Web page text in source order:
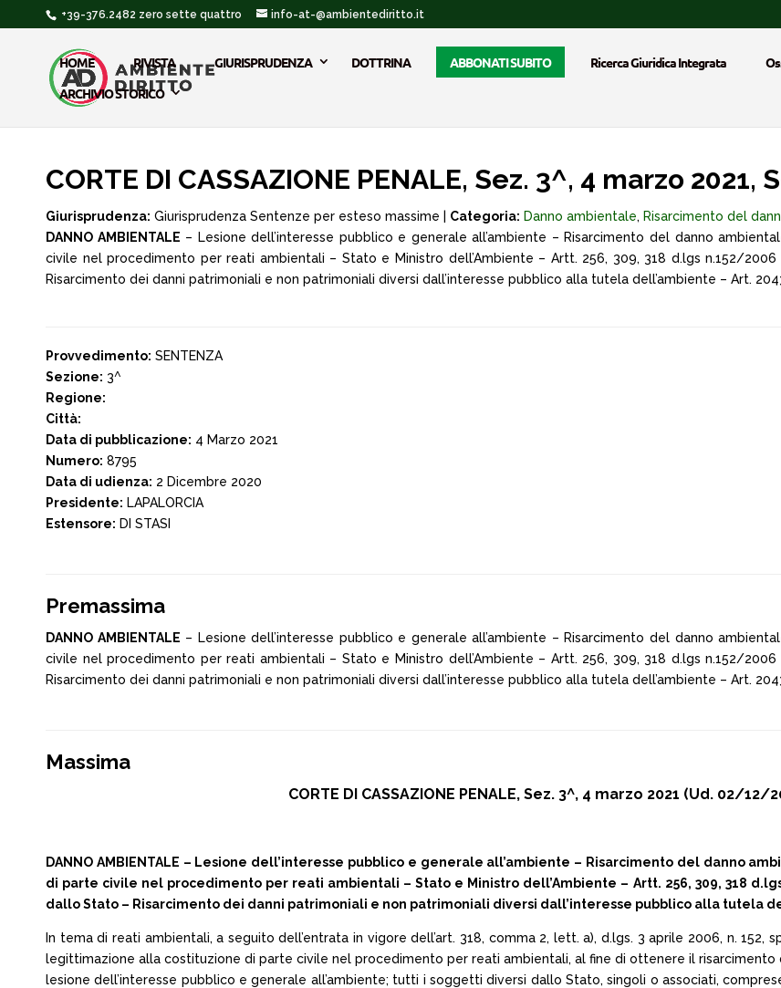
+39-376.2482 zero sette quattro info-at-@ambientediritto.it
HOME RIVISTA GIURISPRUDENZA DOTTRINA ABBONATI SUBITO Ricerca Giuridica Integrata
ARCHIVIO STORICO
CORTE DI CASSAZIONE PENALE, Sez. 3^, 4 marzo 2021,
Giurisprudenza: Giurisprudenza Sentenze per esteso massime | Categoria: Danno ambientale, Risarcimento del
DANNO AMBIENTALE – Lesione dell’interesse pubblico e generale all’ambiente – Risarcimento del danno
civile nel procedimento per reati ambientali – Stato e Ministro dell’Ambiente – Artt. 256, 309, 318 d.lgs n.152/
Risarcimento dei danni patrimoniali e non patrimoniali diversi dall’interesse pubblico alla tutela dell’ambiente – Art.
Provvedimento: SENTENZA
Sezione: 3^
Regione:
Città:
Data di pubblicazione: 4 Marzo 2021
Numero: 8795
Data di udienza: 2 Dicembre 2020
Presidente: LAPALORCIA
Estensore: DI STASI
Premassima
DANNO AMBIENTALE – Lesione dell’interesse pubblico e generale all’ambiente – Risarcimento del danno
civile nel procedimento per reati ambientali – Stato e Ministro dell’Ambiente – Artt. 256, 309, 318 d.lgs n.152/
Risarcimento dei danni patrimoniali e non patrimoniali diversi dall’interesse pubblico alla tutela dell’ambiente – Art.
Massima
CORTE DI CASSAZIONE PENALE, Sez. 3^, 4 marzo 2021 (Ud. 02/12/
DANNO AMBIENTALE – Lesione dell’interesse pubblico e generale all’ambiente – Risarcimento del danno
di parte civile nel procedimento per reati ambientali – Stato e Ministro dell’Ambiente – Artt. 256, 309, 318 d.lgs
dallo Stato – Risarcimento dei danni patrimoniali e non patrimoniali diversi dall’interesse pubblico alla tutela
In tema di reati ambientali, a seguito dell’entrata in vigore dell’art. 318, comma 2, lett. a), d.lgs. 3 aprile 2006, n.
legittimazione alla costituzione di parte civile nel procedimento per reati ambientali, al fine di ottenere il
lesione dell’interesse pubblico e generale all’ambiente; tutti i soggetti diversi dallo Stato, singoli o associati,